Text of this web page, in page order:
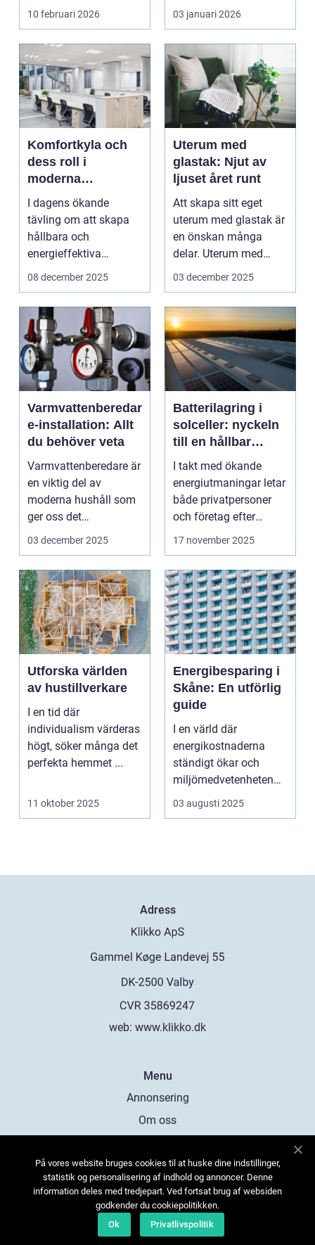
10 februari 2026
vetenskap. Med pre...
03 januari 2026
Komfortkyla och
dess roll i
moderna
kommersiella
fastigheter
I dagens ökande
tävling om att skapa
hållbara och
energieffektiva
byggnader, spelar ...
08 december 2025
Uterum med
glastak: Njut av
ljuset året runt
Att skapa sitt eget
uterum med glastak är
en önskan många
delar. Uterum med
glastak ...
03 december 2025
Varmvattenberedar
e-installation: Allt
du behöver veta
Varmvattenberedare är
en viktig del av
moderna hushåll som
ger oss det
komfortabla varmva...
03 december 2025
Batterilagring i
solceller: nyckeln
till en hållbar
energiframtid
I takt med ökande
energiutmaningar letar
både privatpersoner
och företag efter
h&ari...
17 november 2025
Utforska världen
av hustillverkare
I en tid där
individualism värderas
högt, söker många det
perfekta hemmet ...
11 oktober 2025
Energibesparing i
Skåne: En utförlig
guide
I en värld där
energikostnaderna
ständigt ökar och
miljömedvetenheten
v&aum...
03 augusti 2025
Adress
web: www.klikko.dk
Menu
Annonsering
Om oss
Kontakta oss
Sitemap
På vores website bruges cookies til at huske dine indstillinger,
statistik og personalisering af indhold og annoncer. Denne
information deles med tredjepart. Ved fortsat brug af websiden
godkender du cookiepolitikken.
Ok
Privatlivspolitik